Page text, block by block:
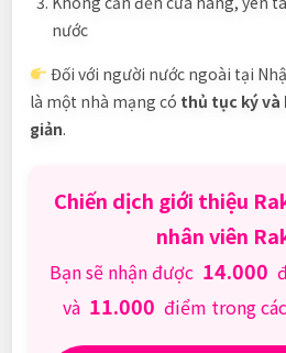
nước
Đối với người nước ngoài tại
là một nhà mạng có thủ tục ký và
giản.
Chiến dịch giới thiệu
nhân viên
Bạn sẽ nhận được 14.000
và 11.000 điểm trong